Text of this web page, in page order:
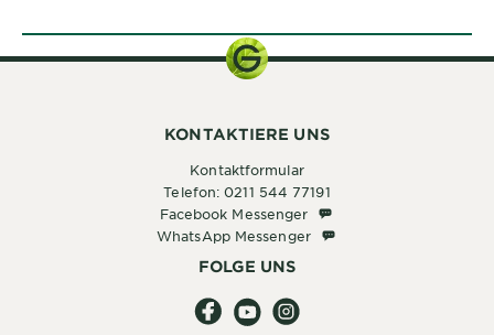
KONTAKTIERE UNS
Kontaktformular
Telefon: 0211 544 77191
Facebook Messenger Facebook Messenger
WhatsApp MessengerWhatsApp Messenger
FOLGE UNS